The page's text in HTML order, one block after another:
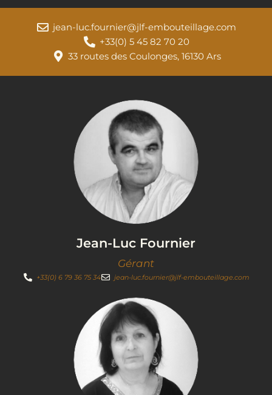
jean-luc.fournier@jlf-embouteillage.com
+33(0) 5 45 82 70 20
33 routes des Coulonges, 16130 Ars
Jean-Luc Fournier
Gérant
+33(0) 6 79 36 75 34 jean-luc.fournier@jlf-embouteillage.com